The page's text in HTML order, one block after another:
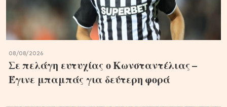
08/08/2026
Σε πελάγη ευτυχίας ο Κωνσταντέλιας –
Έγινε μπαμπάς για δεύτερη φορά